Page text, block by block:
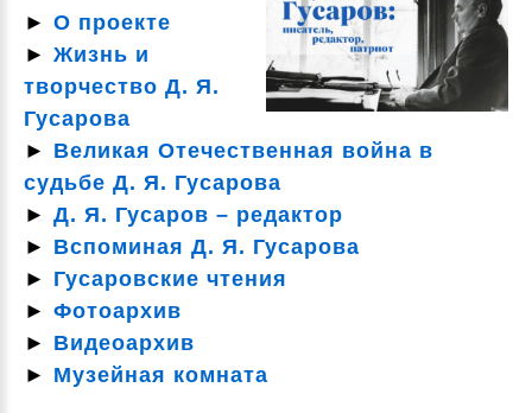
► О проекте
► Жизнь и
творчество Д. Я.
Гусарова
► Великая Отечественная война в
судьбе Д. Я. Гусарова
► Д. Я. Гусаров – редактор
► Вспоминая Д. Я. Гусарова
► Гусаровские чтения
► Фотоархив
► Видеоархив
► Музейная комната